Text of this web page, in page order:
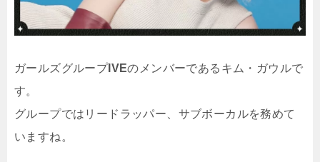
ガールズグループIVEのメンバーであるキム・ガウルで
す。
グループではリードラッパー、サブボーカルを務めて
いますね。